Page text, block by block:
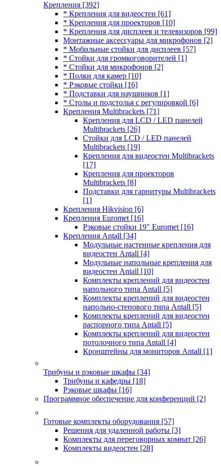
Крепления [392]
* Крепления для видеостен [61]
* Крепления для проекторов [10]
* Крепления для дисплеев и телевизоров [99]
Монтажные аксессуары для микрофонов [2]
* Мобильные стойки для дисплеев [57]
* Стойки для громкоговорителей [1]
* Стойки для микрофонов [2]
* Полки для камер [10]
* Рэковые стойки [16]
* Подставки для наушников [1]
* Столы и подстолья с регулировкой [6]
Крепления Multibrackets [71]
Крепления для LCD / LED панелей
Multibrackets [26]
Стойки для LCD / LED панелей
Multibrackets [19]
Крепления для видеостен Multibrackets
[17]
Крепления для проекторов
Multibrackets [8]
Подставки для гарнитуры Multibrackets
[1]
Крепления Hikvision [6]
Крепления Euromet [16]
Рэковые стойки 19" Euromet [16]
Крепления Antall [34]
Модульные настенные крепления для
видеостен Antall [4]
Модульные напольные крепления для
видеостен Antall [10]
Комплекты креплений для видеостен
напольного типа Antall [5]
Комплекты креплений для видеостен
напольно-стенового типа Antall [5]
Комплекты креплений для видеостен
распорного типа Antall [5]
Комплекты креплений для видеостен
потолочного типа Antall [4]
Кронштейны для мониторов Antall [1]
Трибуны и рэковые шкафы [34]
Трибуны и кафедры [18]
Рэковые шкафы [16]
Программное обеспечение для конференций [2]
Готовые комплекты оборудования [57]
Решения для удаленной работы [3]
Комплекты для переговорных комнат [26]
Комплекты видеостен [28]